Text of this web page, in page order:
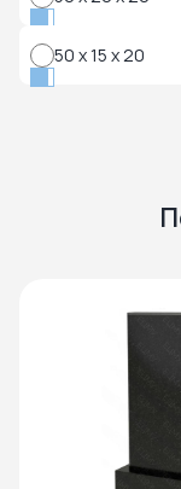
50 x 15 x 20